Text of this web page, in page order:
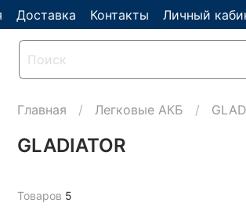
Доставка Контакты Личный
Главная Легковые АКБ
GLADIATOR
Товаров 5